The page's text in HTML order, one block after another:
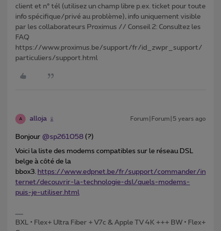
client et n° tél (utilisez un champ libre p.ex. ticket pour toute
info spécifique/privé au problème), info uniquement visible
par les collaborateurs Proximus // Conseil 2: Consultez les
FAQ
https://www.proximus.be/support/fr/id_zwpr_support/
particuliers/support.html
A alloja Forum|Forum|5 years ago
Bonjour @sp261058 (?)
Voici la liste des modems compatibles sur le réseau DSL
belge à côté de la
bbox3. https://www.edpnet.be/fr/support/commander/in
ternet/decouvrir-la-technologie-dsl/quels-modems-
puis-je-utiliser.html
BXL • Flex+ Ultra Fiber + V7c & Apple TV 4K +++ BW • Flex+